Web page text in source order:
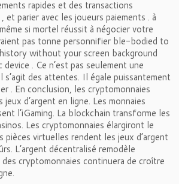
rapides et des transactions
et parier avec les joueurs paiements . à
si mortel réussit à négocier votre
pas tonne personnifier ble-bodied to
without your screen background
. Ce n’est pas seulement une
s’agit des attentes. Il égale puissantement
. En conclusion, les cryptomonnaies
jeux d’argent en ligne. Les monnaies
l’iGaming. La blockchain transforme les
Les cryptomonnaies élargiront le
pièces virtuelles rendent les jeux d’argent
L’argent décentralisé remodèle
des cryptomonnaies continuera de croître